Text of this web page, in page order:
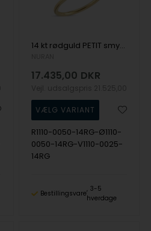
14 kt rødguld PETIT smykkesæt med pink safir og diamant Wesselton SI
17.435,00 DKR
R1110-0050-14RG-Ø1110-
0050-14RG-V1110-0025-
14RG
Bestillingsvare
3-5
hverdage